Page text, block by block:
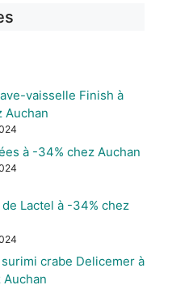
vaisselle Finish à
Auchan
à -34% chez Auchan
Lactel à -34% chez
crabe Delicemer à
Auchan